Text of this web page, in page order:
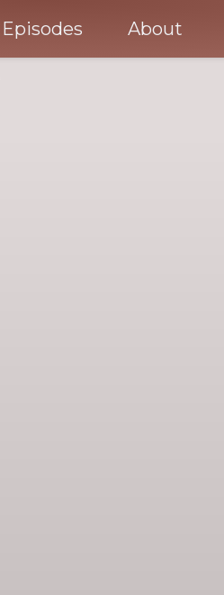
Episodes About